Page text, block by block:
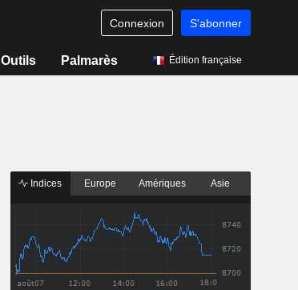
Connexion S'abonner
Outils Palmarès Édition française
Indices Europe Amériques Asie